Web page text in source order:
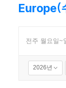
Europe(
전주 월요일~
2026년